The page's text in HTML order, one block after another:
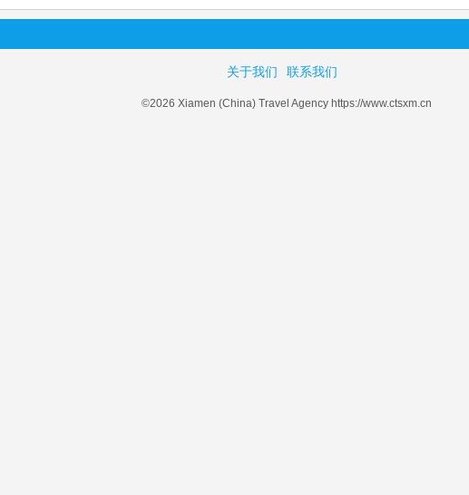
关于我们 联系我们
©2026 Xiamen (China) Travel Agency https://www.ctsxm.cn